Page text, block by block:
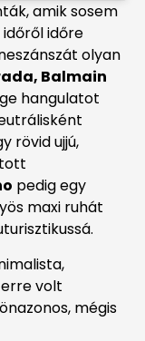
amik sosem
időre
olyan
Balmain
hangulatot
rövid ujjú,
pedig egy
maxi ruhát
volt
mégis